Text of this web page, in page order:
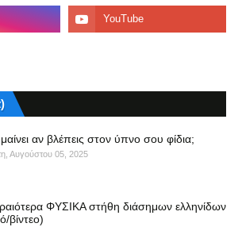
αν βλέπεις στον ύπνο σου φίδια;
Αυγούστου 05, 2025
ΦΥΣΙΚΑ στήθη διάσημων ελληνίδων
βίντεο)